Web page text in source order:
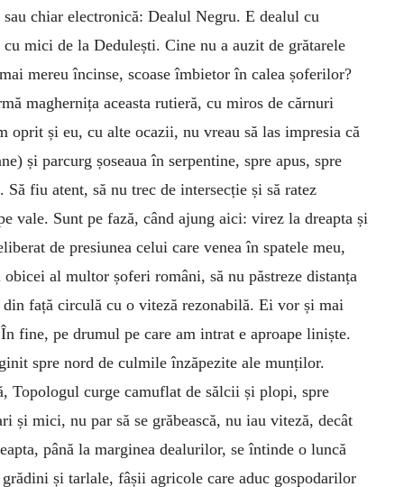
sau chiar electronică: Dea­lul Negru. E dealul cu
cu mici de la Dedulești. Cine nu a auzit de grătarele
mereu încinse, scoase îmbietor în calea șoferilor?
maghernița aceasta rutieră, cu miros de cărnuri
oprit și eu, cu alte ocazii, nu vreau să las impresia că
și parcurg șoseaua în serpentine, spre apus, spre
fiu atent, să nu trec de intersecție și să ratez
vale. Sunt pe fază, când ajung aici: virez la dreapta și
de presiunea celui care venea în spatele meu,
al multor șoferi români, să nu păstreze distanța
față circulă cu o viteză rezonabilă. Ei vor și mai
fine, pe drumul pe care am intrat e aproape liniște.
spre nord de culmile înzăpezite ale munților.
Topologul curge camuflat de sălcii și plopi, spre
și mici, nu par să se grăbească, nu iau viteză, decât
până la marginea dealurilor, se întinde o luncă
și tarlale, fâșii agricole care aduc gospodarilor